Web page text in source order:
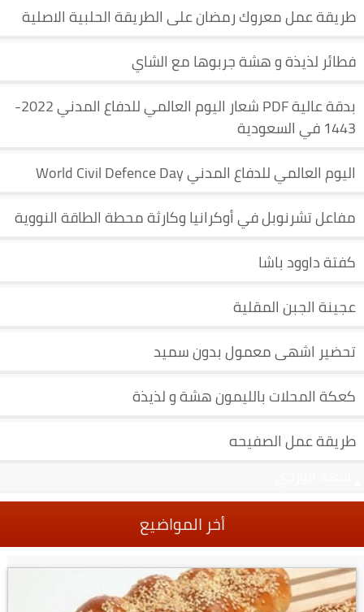
طريقة عمل معروك رمضان على الطريقة الحلبية الاصلية
فطائر لذيذة و هشة جربوها مع الشاي
بدقة عالية PDF شعار اليوم العالمي للدفاع المدني 2022-
1443 في السعودية
اليوم العالمي للدفاع المدني World Civil Defence Day
مفاعل تشرنوبل في أوكرانيا وكارثة محطة الطاقة النووية
كفتة داوود باشا
عجينة الجبن المقلية
تحضير اشهى معمول بدون سميد
كعكة المحلات بالليمون هشة و لذيذة
طريقة عمل الصفيحه
أخر المواضيع